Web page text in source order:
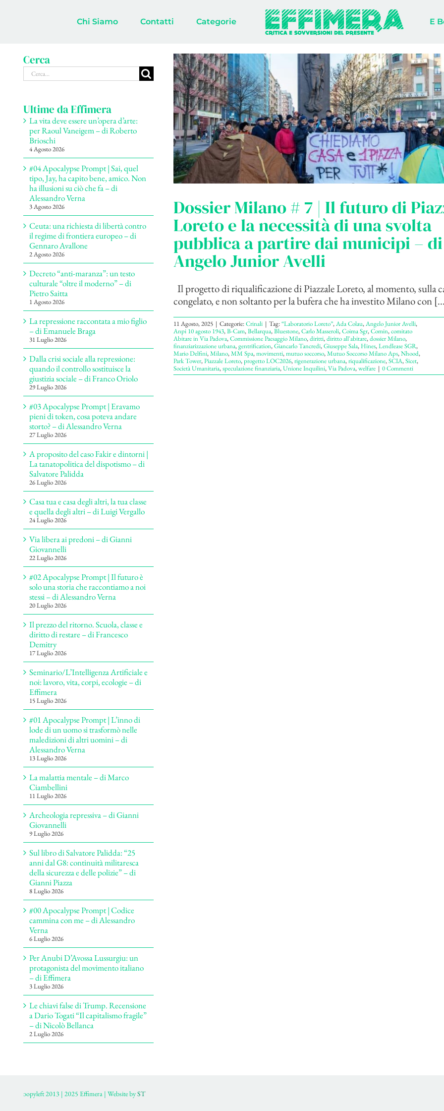
Chi Siamo Contatti Categorie E
Dossier Milano # 7 | Il futuro di
Loreto e la necessità di una svolta
pubblica a partire dai municipi – di
Angelo Junior Avelli
Il progetto di riqualificazione di Piazzale Loreto, al momento, sulla
congelato, e non soltanto per la bufera che ha investito Milano con
11 Agosto, 2025 | Categorie:Crinali | Tag:“Laboratorio Loreto”,Ada Colau,Angelo Junior Avelli,
Anpi 10 agosto 1943,B-Cam,Bellarqua,Bluestone,Carlo Masseroli,Coima Sgr,Comin,comitato
Abitare in Via Padova,Commissione Paesaggio Milano,diritti,diritto all'abitare,dossier Milano,
finanziarizzazione urbana,gentrification,Giancarlo Tancredi,Giuseppe Sala,Hines,Lendlease SGR,
Mario Delfini,Milano,MM Spa,movimenti,mutuo soccorso,Mutuo Soccorso Milano Aps,Nhood,
Park Tower,Piazzale Loreto,progetto LOC2026,rigenerazione urbana,riqualificazione,SCIA,Sicet,
Società Umanitaria,speculazione finanziaria,Unione Inquilini,Via Padova,welfare | 0 Commenti
Cerca
Cerca
per:
Ultime da Effimera
La vita deve essere un’opera d’arte:
per Raoul Vaneigem – di Roberto
Brioschi
4 Agosto 2026
#04 Apocalypse Prompt | Sai, quel
tipo, Jay, ha capito bene, amico. Non
ha illusioni su ciò che fa – di
Alessandro Verna
3 Agosto 2026
Ceuta: una richiesta di libertà contro
il regime di frontiera europeo – di
Gennaro Avallone
2 Agosto 2026
Decreto “anti-maranza”: un testo
culturale “oltre il moderno” – di
Pietro Saitta
1 Agosto 2026
La repressione raccontata a mio figlio
– di Emanuele Braga
31 Luglio 2026
Dalla crisi sociale alla repressione:
quando il controllo sostituisce la
giustizia sociale – di Franco Oriolo
29 Luglio 2026
#03 Apocalypse Prompt | Eravamo
pieni di token, cosa poteva andare
storto? – di Alessandro Verna
27 Luglio 2026
A proposito del caso Fakir e dintorni |
La tanatopolitica del dispotismo – di
Salvatore Palidda
26 Luglio 2026
Casa tua e casa degli altri, la tua classe
e quella degli altri – di Luigi Vergallo
24 Luglio 2026
Via libera ai predoni – di Gianni
Giovannelli
22 Luglio 2026
#02 Apocalypse Prompt | Il futuro è
solo una storia che raccontiamo a noi
stessi – di Alessandro Verna
20 Luglio 2026
Il prezzo del ritorno. Scuola, classe e
diritto di restare – di Francesco
Demitry
17 Luglio 2026
Seminario/L’Intelligenza Artificiale e
noi: lavoro, vita, corpi, ecologie – di
Effimera
15 Luglio 2026
#01 Apocalypse Prompt | L’inno di
lode di un uomo si trasformò nelle
maledizioni di altri uomini – di
Alessandro Verna
13 Luglio 2026
La malattia mentale – di Marco
Ciambellini
11 Luglio 2026
Archeologia repressiva – di Gianni
Giovannelli
9 Luglio 2026
Sul libro di Salvatore Palidda: “25
anni dal G8: continuità militaresca
della sicurezza e delle polizie” – di
Gianni Piazza
8 Luglio 2026
#00 Apocalypse Prompt | Codice
cammina con me – di Alessandro
Verna
6 Luglio 2026
Per Anubi D’Avossa Lussurgiu: un
protagonista del movimento italiano
– di Effimera
3 Luglio 2026
Le chiavi false di Trump. Recensione
a Dario Togati “Il capitalismo fragile”
– di Nicolò Bellanca
2 Luglio 2026
ɔopyleft 2013 | 2025 Effimera | Website byST